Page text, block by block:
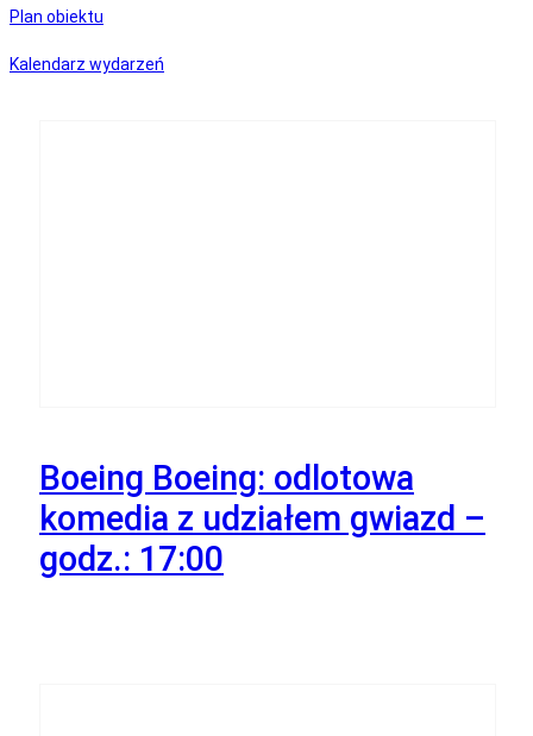
Plan obiektu
Kalendarz wydarzeń
Boeing Boeing: odlotowa
komedia z udziałem gwiazd –
godz.: 17:00